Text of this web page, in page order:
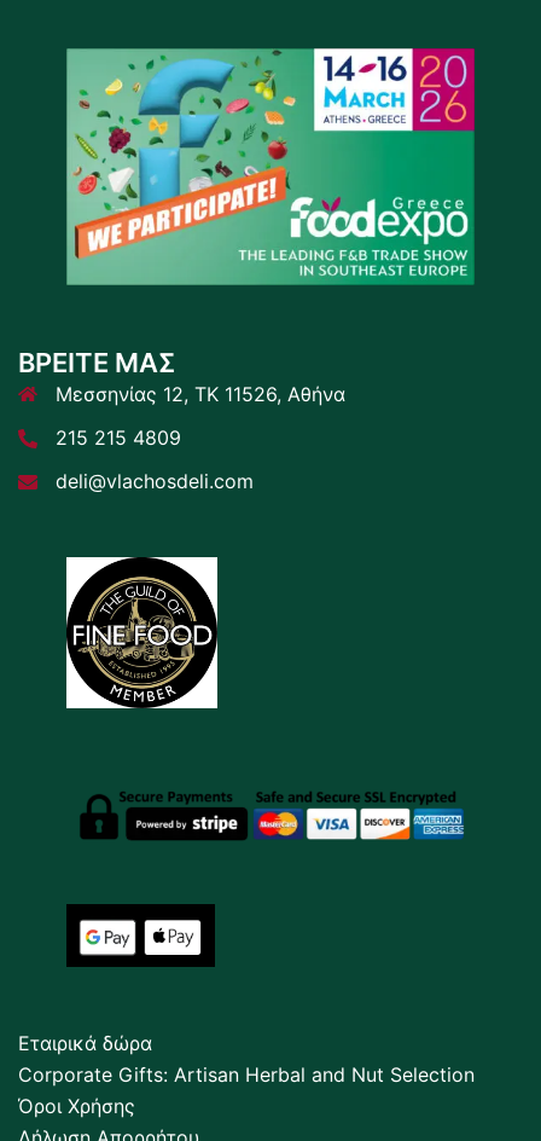
ΒΡΕΙΤΕ ΜΑΣ
Μεσσηνίας 12, ΤΚ 11526, Αθήνα
215 215 4809
deli@vlachosdeli.com
Εταιρικά δώρα
Corporate Gifts: Artisan Herbal and Nut Selection
Όροι Χρήσης